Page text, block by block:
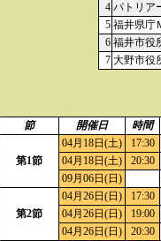
4 パトリア
5 福井県庁
6 福井市役
7 大野市役
節 開催日 時間
第1節
04月18日(土) 17:30
04月18日(土)
20:30
09月06日(日)
第2節
04月26日(日) 17:30
04月26日(日)
19:00
04月26日(日)
20:30